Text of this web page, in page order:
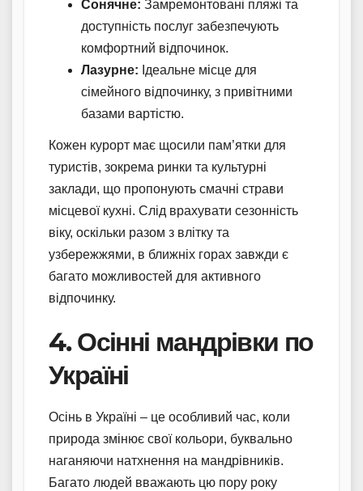
Сонячне: Замремонтовані пляжі та
доступність послуг забезпечують
комфортний відпочинок.
Лазурне: Ідеальне місце для
сімейного відпочинку, з привітними
базами вартістю.
Кожен курорт має щосили пам’ятки для
туристів, зокрема ринки та культурні
заклади, що пропонують смачні страви
місцевої кухні. Слід врахувати сезонність
віку, оскільки разом з влітку та
узбережжями, в ближніх горах завжди є
багато можливостей для активного
відпочинку.
4. Осінні мандрівки по
Україні
Осінь в Україні – це особливий час, коли
природа змінює свої кольори, буквально
наганяючи натхнення на мандрівників.
Багато людей вважають цю пору року